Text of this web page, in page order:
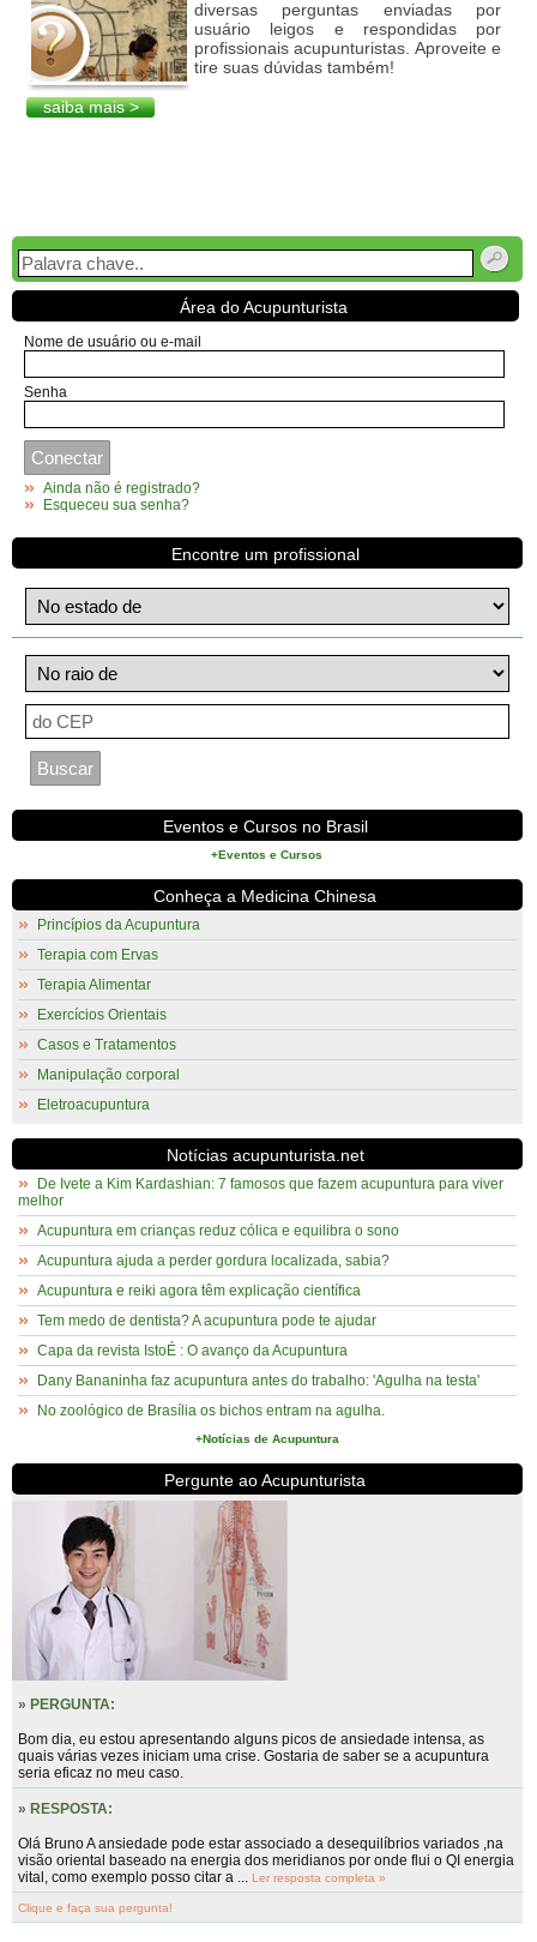
diversas perguntas enviadas por
usuário leigos e respondidas por
profissionais acupunturistas. Aproveite e
tire suas dúvidas também!
saiba mais >
Área do Acupunturista
Nome de usuário ou e-mail
Senha
Ainda não é registrado?
Esqueceu sua senha?
Encontre um profissional
Eventos e Cursos no Brasil
+Eventos e Cursos
Conheça a Medicina Chinesa
Princípios da Acupuntura
Terapia com Ervas
Terapia Alimentar
Exercícios Orientais
Casos e Tratamentos
Manipulação corporal
Eletroacupuntura
Notícias acupunturista.net
De Ivete a Kim Kardashian: 7 famosos que fazem acupuntura para viver
melhor
Acupuntura em crianças reduz cólica e equilibra o sono
Acupuntura ajuda a perder gordura localizada, sabia?
Acupuntura e reiki agora têm explicação científica
Tem medo de dentista? A acupuntura pode te ajudar
Capa da revista IstoÉ : O avanço da Acupuntura
Dany Bananinha faz acupuntura antes do trabalho: 'Agulha na testa'
No zoológico de Brasília os bichos entram na agulha.
+Notícias de Acupuntura
Pergunte ao Acupunturista
» PERGUNTA:
Bom dia, eu estou apresentando alguns picos de ansiedade intensa, as
quais várias vezes iniciam uma crise. Gostaria de saber se a acupuntura
seria eficaz no meu caso.
» RESPOSTA:
Olá Bruno A ansiedade pode estar associado a desequilíbrios variados ,na
visão oriental baseado na energia dos meridianos por onde flui o QI energia
vital, como exemplo posso citar a ... Ler resposta completa »
Clique e faça sua pergunta!